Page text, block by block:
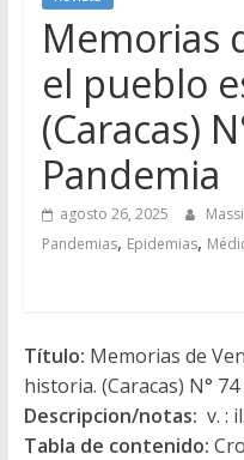
Memorias
el pueblo
(Caracas)
Pandemia
agosto 26, 2025
Pandemias, Epidemias,
Título: Memorias de
historia. (Caracas) N°
Descripcion/notas: v. :
Tabla de contenido: